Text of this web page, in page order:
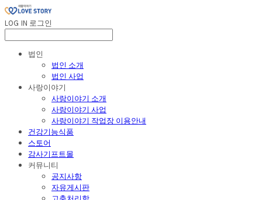
LOG IN 로그인
법인
법인 소개
법인 사업
사랑이야기
사랑이야기 소개
사랑이야기 사업
사랑이야기 작업장 이용안내
건강기능식품
스토어
감사기프트몰
커뮤니티
공지사항
자유게시판